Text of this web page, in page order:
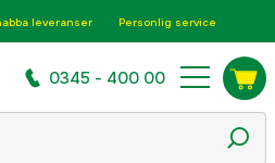
leveranser Personlig service
0345 - 400 00